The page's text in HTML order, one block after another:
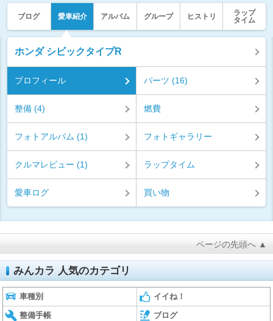
ブログ 愛車紹介 アルバム グループ ヒストリ
ラップ
タイム
ホンダ シビックタイプR
プロフィール パーツ (16)
整備 (4) 燃費
フォトアルバム (1) フォトギャラリー
クルマレビュー (1) ラップタイム
愛車ログ 買い物
ページの先頭へ ▲
みんカラ 人気のカテゴリ
車種別 イイね！
整備手帳 ブログ